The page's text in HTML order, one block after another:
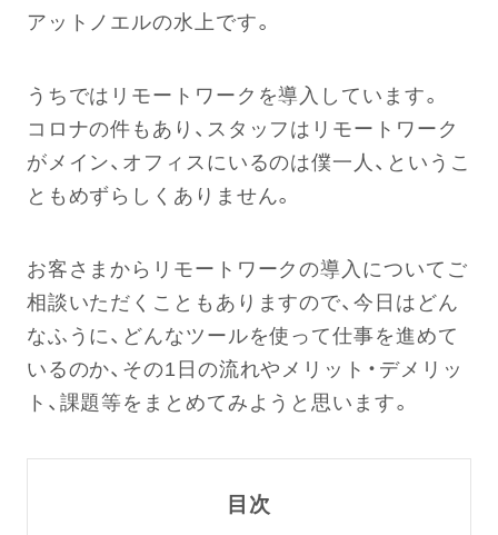
アットノエルの水上です。
うちではリモートワークを導入しています。
コロナの件もあり、スタッフはリモートワーク
がメイン、オフィスにいるのは僕一人、というこ
ともめずらしくありません。
お客さまからリモートワークの導入についてご
相談いただくこともありますので、今日はどん
なふうに、どんなツールを使って仕事を進めて
いるのか、その1日の流れやメリット・デメリッ
ト、課題等をまとめてみようと思います。
目次